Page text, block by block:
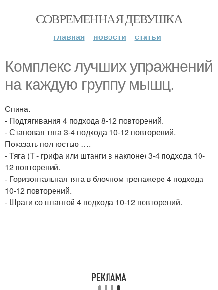
СОВРЕМЕННАЯ ДЕВУШКА
главная новости статьи
Комплекс лучших упражнений
на каждую группу мышц.
Спина.
- Подтягивания 4 подхода 8-12 повторений.
- Становая тяга 3-4 подхода 10-12 повторений.
Показать полностью ….
- Тяга (Т - грифа или штанги в наклоне) 3-4 подхода 10-
12 повторений.
- Горизонтальная тяга в блочном тренажере 4 подхода
10-12 повторений.
- Шраги со штангой 4 подхода 10-12 повторений.